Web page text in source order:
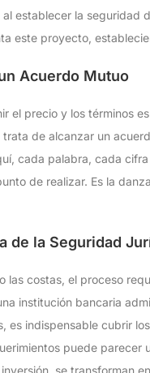
establecer la seguridad
este proyecto,
Acuerdo Mutuo
el precio y los términos
de alcanzar un
cada palabra, cada
de realizar. Es la
de la Seguridad
costas, el proceso
institución bancaria
es indispensable cubrir
puede parecer
se transforman